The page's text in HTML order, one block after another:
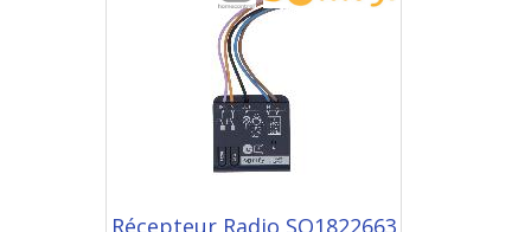
Récepteur Radio SO1822663